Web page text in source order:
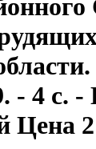
- 4 с. -
Цена